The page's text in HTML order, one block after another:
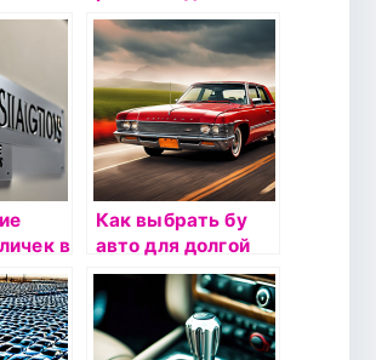
по
—
автодоставки: как
выбрать
надежного
партнера
в
Как выбрать бу
авто для долгой
эксплуатации:
проверяем
прочность и износ
деталей